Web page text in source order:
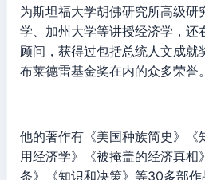
为斯坦福大学胡佛研究所高级研
学、加州大学等讲授经济学，还
顾问，获得过包括总统人文成就
布莱德雷基金奖在内的众多荣誉。
他的著作有《美国种族简史》《
用经济学》《被掩盖的经济真相
条》《知识和决策》等30多部